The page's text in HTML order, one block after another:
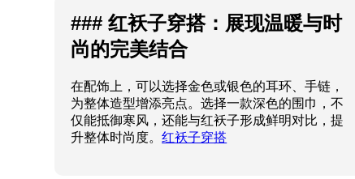
### 红袄子穿搭：展现温暖与时
尚的完美结合
在配饰上，可以选择金色或银色的耳环、手链，
为整体造型增添亮点。选择一款深色的围巾，不
仅能抵御寒风，还能与红袄子形成鲜明对比，提
升整体时尚度。红袄子穿搭